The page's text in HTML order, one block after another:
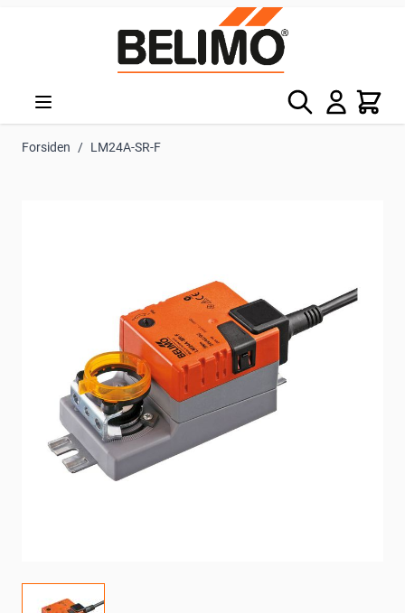
Søg Kurv
Forsiden / LM24A-SR-F